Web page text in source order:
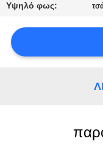
ΠΟΛΙΤΙΚΉ
Υψηλό φως: